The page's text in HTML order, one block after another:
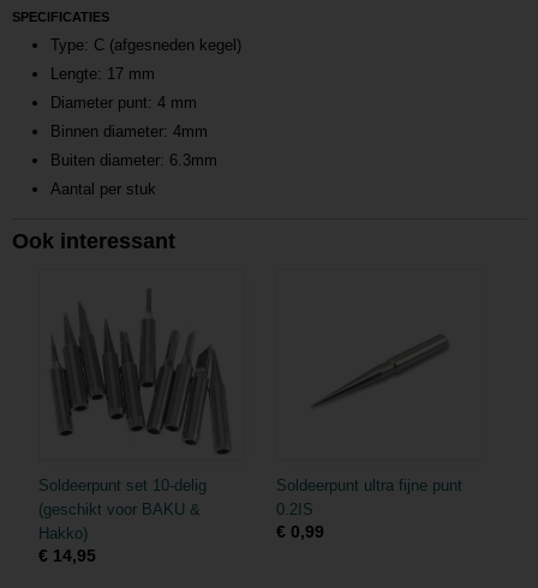
SPECIFICATIES
Type: C (afgesneden kegel)
Lengte: 17 mm
Diameter punt: 4 mm
Binnen diameter: 4mm
Buiten diameter: 6.3mm
Aantal per stuk
Ook interessant
Soldeerpunt set 10-delig
(geschikt voor BAKU &
Hakko)
€ 14,95
Soldeerpunt ultra fijne punt
0.2IS
€ 0,99